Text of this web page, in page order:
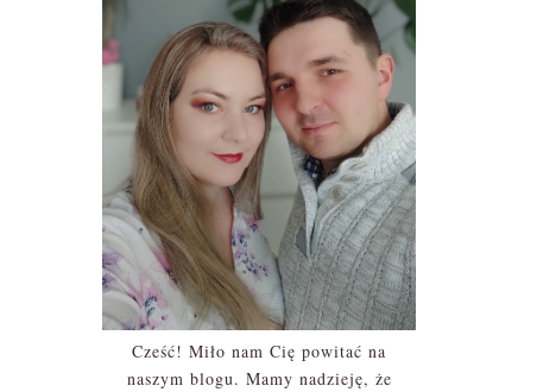
Cześć! Miło nam Cię powitać na
naszym blogu. Mamy nadzieję, że